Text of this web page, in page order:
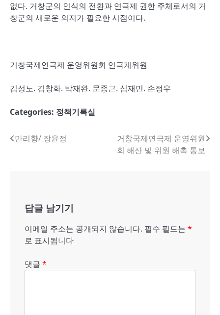
없다. 거창군의 인식의 전환과 연극제 권한 주체로서의 거
창군의 새로운 의지가 필요한 시점이다.
거창국제연극제 운영위원회 연극계위원
김성노. 김창화. 박재완. 문종근. 심재민. 손정우
Categories: 정책기록실
글만리향/ 장윤정
거창국제연극제 운영위원
회 해산 및 위원 해촉 통보
답글 남기기
이메일 주소는 공개되지 않습니다. 필수 필드는 *
로 표시됩니다
댓글 *